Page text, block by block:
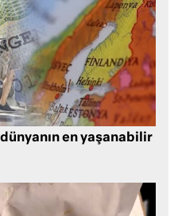
en yaşanabilir